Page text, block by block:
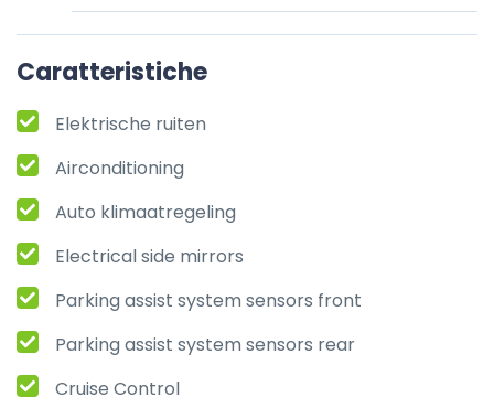
Caratteristiche
Elektrische ruiten
Airconditioning
Auto klimaatregeling
Electrical side mirrors
Parking assist system sensors front
Parking assist system sensors rear
Cruise Control